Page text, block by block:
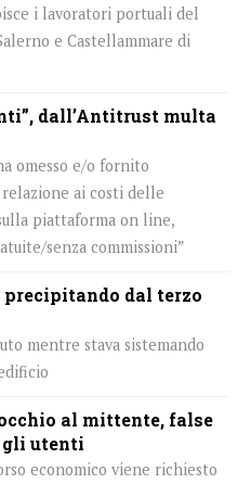
i lavoratori portuali del
e Castellammare di
dall’Antitrust multa
omesso e/o fornito
ai costi delle
piattaforma on line,
senza commissioni”
dal terzo
mentre stava sistemando
al mittente, false
utenti
economico viene richiesto